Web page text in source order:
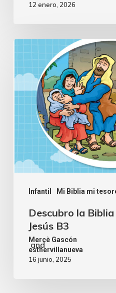
12 enero, 2026
Infantil Mi Biblia mi
Descubro la
Jesús B3
Mercè Gascón
and
esthervillanueva
16 junio, 2025